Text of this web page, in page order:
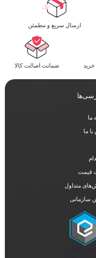
ارسال سریع و مطمئن​
ضمانت اصالت کالا
ما
ما
قیمت
متداول
سازمانی